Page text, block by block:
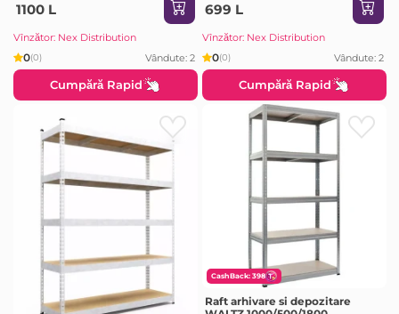
1100 L
Vînzător: Nex Distribution
0(0) Vândute: 2
Cumpără Rapid
699 L
Vînzător: Nex Distribution
0(0) Vândute: 2
Cumpără Rapid
CashBack: 398
Raft arhivare si depozitare